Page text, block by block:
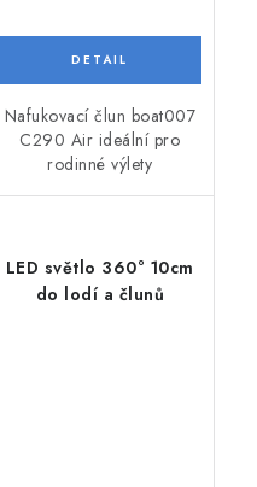
Nafukovací člun boat007
C290 Air ideální pro
rodinné výlety
LED světlo 360° 10cm
do lodí a člunů